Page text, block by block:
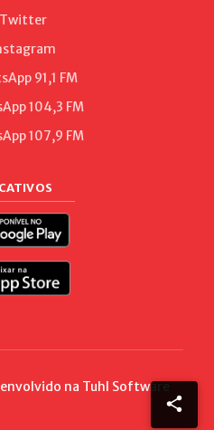
Twitter
91,1 FM
104,3 FM
107,9 FM
na Tuhl Software